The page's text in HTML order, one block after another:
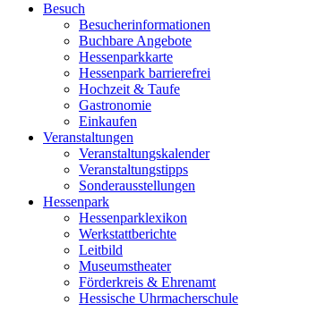
Besuch
Besucherinformationen
Buchbare Angebote
Hessenparkkarte
Hessenpark barrierefrei
Hochzeit & Taufe
Gastronomie
Einkaufen
Veranstaltungen
Veranstaltungskalender
Veranstaltungstipps
Sonderausstellungen
Hessenpark
Hessenparklexikon
Werkstattberichte
Leitbild
Museumstheater
Förderkreis & Ehrenamt
Hessische Uhrmacherschule